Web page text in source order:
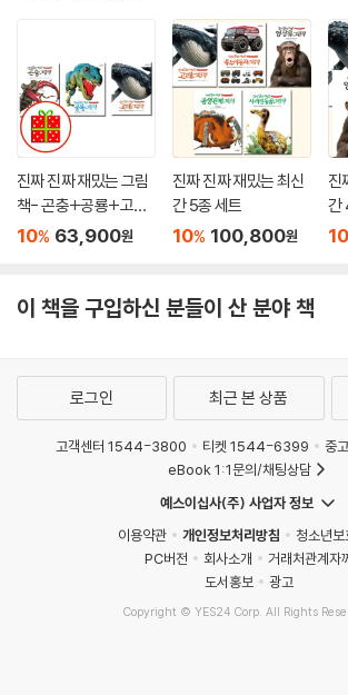
진짜 진짜 재밌는 그림
책- 곤충+공룡+고래
그림책 (전3권)
10% 63,900원
진짜 진짜 재밌는 최신
간 5종 세트
10% 100,800원
진
간
10
이 책을 구입하신 분들이 산 분야 책
로그인 최근 본 상품
고객센터 1544-3800 티켓 1544-6399
중
eBook 1:1문의/채팅상담
예스이십사(주) 사업자 정보
이용약관
개인정보처리방침
청소년보
PC버전
회사소개
거래처관계자
도서홍보
광고
Copyright © YES24 Corp. All Rights